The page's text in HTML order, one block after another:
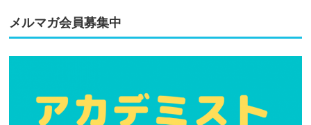
メルマガ会員募集中